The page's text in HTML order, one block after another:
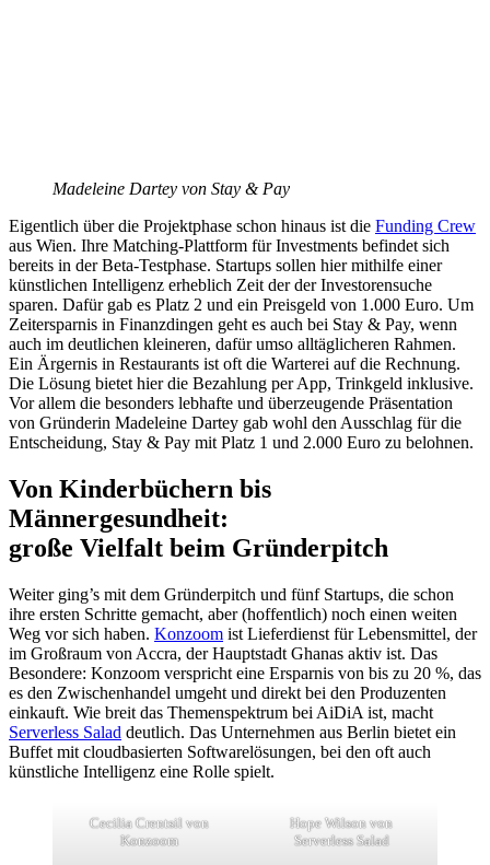
Madeleine Dartey von Stay & Pay
Eigentlich über die Projektphase schon hinaus ist die Funding Crew
aus Wien. Ihre Matching-Plattform für Investments befindet sich
bereits in der Beta-Testphase. Startups sollen hier mithilfe einer
künstlichen Intelligenz erheblich Zeit der der Investorensuche
sparen. Dafür gab es Platz 2 und ein Preisgeld von 1.000 Euro. Um
Zeitersparnis in Finanzdingen geht es auch bei Stay & Pay, wenn
auch im deutlichen kleineren, dafür umso alltäglicheren Rahmen.
Ein Ärgernis in Restaurants ist oft die Warterei auf die Rechnung.
Die Lösung bietet hier die Bezahlung per App, Trinkgeld inklusive.
Vor allem die besonders lebhafte und überzeugende Präsentation
von Gründerin Madeleine Dartey gab wohl den Ausschlag für die
Entscheidung, Stay & Pay mit Platz 1 und 2.000 Euro zu belohnen.
Von Kinderbüchern bis
Männergesundheit:
große Vielfalt beim Gründerpitch
Weiter ging’s mit dem Gründerpitch und fünf Startups, die schon
ihre ersten Schritte gemacht, aber (hoffentlich) noch einen weiten
Weg vor sich haben. Konzoom ist Lieferdienst für Lebensmittel, der
im Großraum von Accra, der Hauptstadt Ghanas aktiv ist. Das
Besondere: Konzoom verspricht eine Ersparnis von bis zu 20 %, das
es den Zwischenhandel umgeht und direkt bei den Produzenten
einkauft. Wie breit das Themenspektrum bei AiDiA ist, macht
Serverless Salad deutlich. Das Unternehmen aus Berlin bietet ein
Buffet mit cloudbasierten Softwarelösungen, bei den oft auch
künstliche Intelligenz eine Rolle spielt.
Cecilia Crentsil von
Konzoom
Hope Wilson von
Serverless Salad